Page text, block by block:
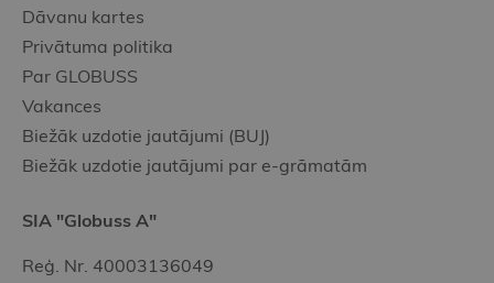
Dāvanu kartes
Privātuma politika
Par GLOBUSS
Vakances
Biežāk uzdotie jautājumi (BUJ)
Biežāk uzdotie jautājumi par e-grāmatām
SIA "Globuss A"
Reģ. Nr. 40003136049